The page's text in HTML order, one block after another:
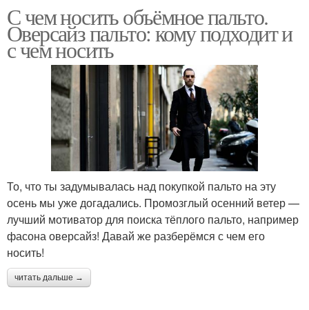
С чем носить объёмное пальто.
Оверсайз пальто: кому подходит и
с чем носить
То, что ты задумывалась над покупкой пальто на эту
осень мы уже догадались. Промозглый осенний ветер —
лучший мотиватор для поиска тёплого пальто, например
фасона оверсайз! Давай же разберёмся с чем его
носить!
читать дальше →